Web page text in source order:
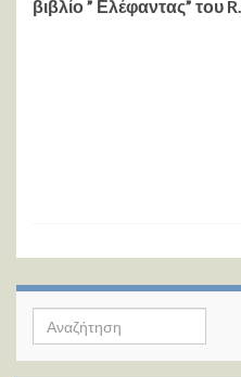
βιβλίο ” Ελέφαντας” του
Search for: